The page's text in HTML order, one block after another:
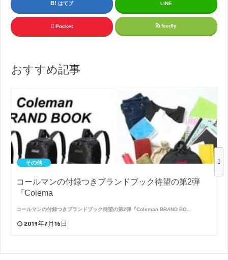
はてブ LINE
Pocket feedly
おすすめ記事
その他
コールマンの付録つきブランドブック待望の第2弾
『Colema
コールマンの付録つきブランドブック待望の第2弾『Coleman BRAND BO…
2019年7月16日